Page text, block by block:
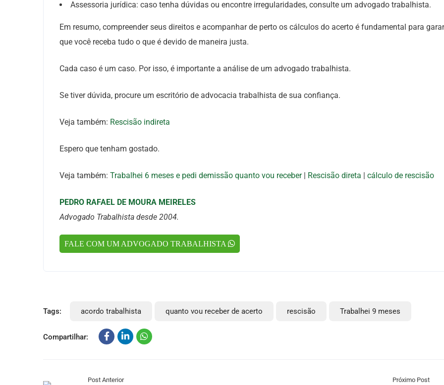
Assessoria jurídica: caso tenha dúvidas ou encontre irregularidades, consulte um advogado trabalhista.
Em resumo, compreender seus direitos e acompanhar de perto os cálculos do acerto é fundamental para
que você receba tudo o que é devido de maneira justa.
Cada caso é um caso. Por isso, é importante a análise de um advogado trabalhista.
Se tiver dúvida, procure um escritório de advocacia trabalhista de sua confiança.
Veja também: Rescisão indireta
Espero que tenham gostado.
Veja também: Trabalhei 6 meses e pedi demissão quanto vou receber| Rescisão direta | cálculo de rescisão
PEDRO RAFAEL DE MOURA MEIRELES
Advogado Trabalhista desde 2004.
FALE COM UM ADVOGADO TRABALHISTA
Tags: acordo trabalhista quanto vou receber de acerto rescisão Trabalhei 9 meses
Compartilhar:
Post Anterior Próximo Post